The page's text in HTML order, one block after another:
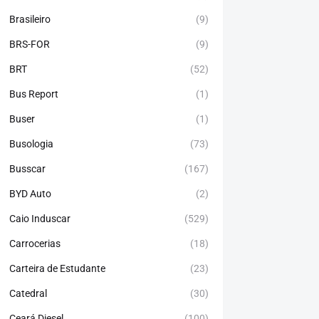
Brasileiro (9)
BRS-FOR (9)
BRT (52)
Bus Report (1)
Buser (1)
Busologia (73)
Busscar (167)
BYD Auto (2)
Caio Induscar (529)
Carrocerias (18)
Carteira de Estudante (23)
Catedral (30)